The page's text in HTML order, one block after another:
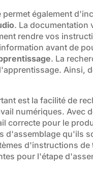
permet également
. La documentation
rendre vos
avant de
. La
Ainsi,
est la facilité de
numériques. Avec
correcte pour le
d'assemblage qu'ils
d'instructions
pour l'étape